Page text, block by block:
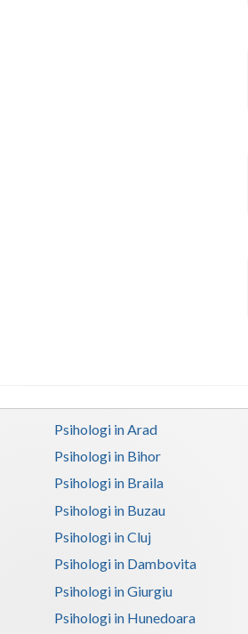
Psihologi in Arad
Psihologi in Bihor
Psihologi in Braila
Psihologi in Buzau
Psihologi in Cluj
Psihologi in Dambovita
Psihologi in Giurgiu
Psihologi in Hunedoara